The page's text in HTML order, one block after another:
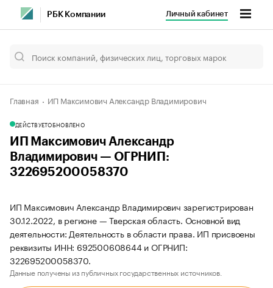
РБК Компании Личный кабинет
Главная ИП Максимович Александр Владимирович
ДЕЙСТВУЕТОБНОВЛЕНО
ИП Максимович Александр
Владимирович — ОГРНИП:
322695200058370
ИП Максимович Александр Владимирович зарегистрирован
30.12.2022, в регионе — Тверская область. Основной вид
деятельности: Деятельность в области права. ИП присвоены
реквизиты ИНН: 692500608644 и ОГРНИП:
322695200058370.
Данные получены из публичных государственных источников.